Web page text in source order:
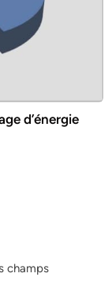
d’énergie
champs